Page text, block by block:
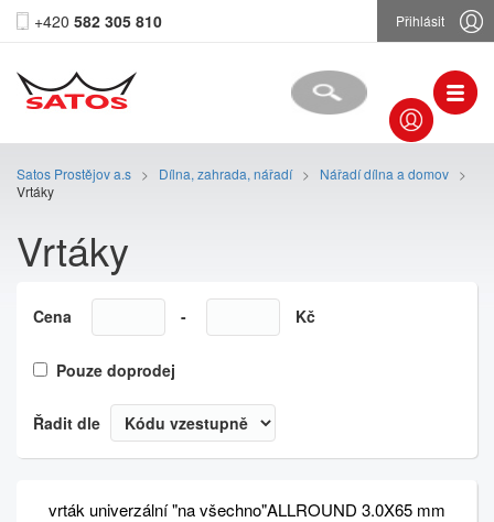
+420 582 305 810 Přihlásit
Satos Prostějov a.s > Dílna, zahrada, nářadí > Nářadí dílna a domov >
Vrtáky
Vrtáky
Cena - Kč
Pouze doprodej
Řadit dle
vrták univerzální "na všechno"ALLROUND 3.0X65 mm